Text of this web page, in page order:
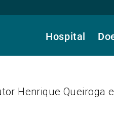
Hospital
Henrique Queiroga